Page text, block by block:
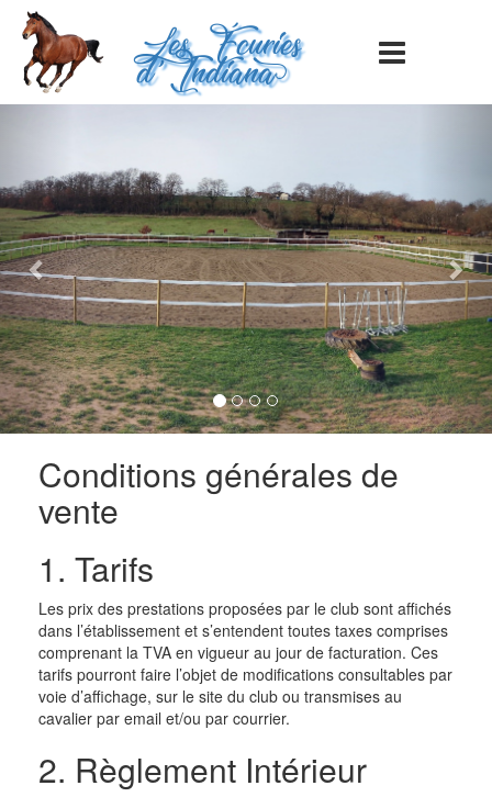
Les Écuries
d'Indiana>
Conditions générales de
vente
1. Tarifs
Les prix des prestations proposées par le club sont affichés
dans l’établissement et s’entendent toutes taxes comprises
comprenant la TVA en vigueur au jour de facturation. Ces
tarifs pourront faire l’objet de modifications consultables par
voie d’affichage, sur le site du club ou transmises au
cavalier par email et/ou par courrier.
2. Règlement Intérieur